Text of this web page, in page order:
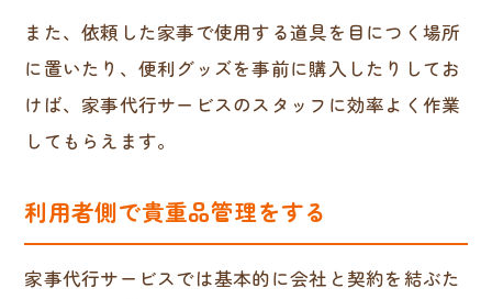
また、依頼した家事で使用する道具を目につく場所
に置いたり、便利グッズを事前に購入したりしてお
けば、家事代行サービスのスタッフに効率よく作業
してもらえます。
利用者側で貴重品管理をする
家事代行サービスでは基本的に会社と契約を結ぶた